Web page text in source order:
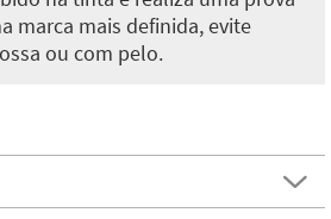
marca mais definida, evite
ou com pelo.